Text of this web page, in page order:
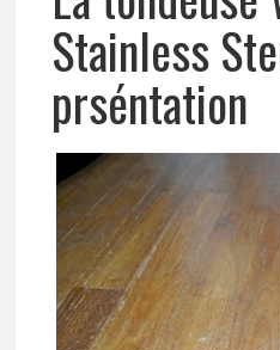
Stainless
prséntation